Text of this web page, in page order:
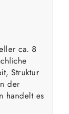
ca. 8
Struktur
der
handelt es